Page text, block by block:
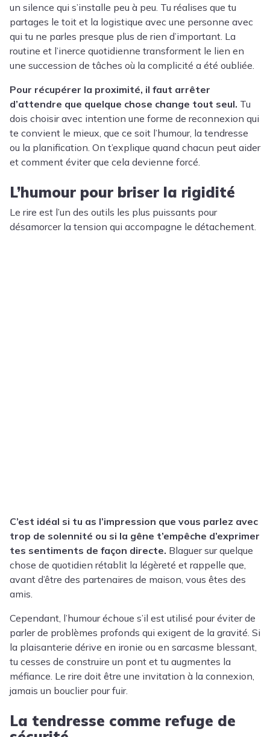
un silence qui s’installe peu à peu. Tu réalises que tu
partages le toit et la logistique avec une personne avec
qui tu ne parles presque plus de rien d’important. La
routine et l’inerce quotidienne transforment le lien en
une succession de tâches où la complicité a été oubliée.
Pour récupérer la proximité, il faut arrêter
d’attendre que quelque chose change tout seul. Tu
dois choisir avec intention une forme de reconnexion qui
te convient le mieux, que ce soit l’humour, la tendresse
ou la planification. On t’explique quand chacun peut aider
et comment éviter que cela devienne forcé.
L’humour pour briser la rigidité
Le rire est l’un des outils les plus puissants pour
désamorcer la tension qui accompagne le détachement.
C’est idéal si tu as l’impression que vous parlez avec
trop de solennité ou si la gêne t’empêche d’exprimer
tes sentiments de façon directe. Blaguer sur quelque
chose de quotidien rétablit la légèreté et rappelle que,
avant d’être des partenaires de maison, vous êtes des
amis.
Cependant, l’humour échoue s’il est utilisé pour éviter de
parler de problèmes profonds qui exigent de la gravité. Si
la plaisanterie dérive en ironie ou en sarcasme blessant,
tu cesses de construire un pont et tu augmentes la
méfiance. Le rire doit être une invitation à la connexion,
jamais un bouclier pour fuir.
La tendresse comme refuge de